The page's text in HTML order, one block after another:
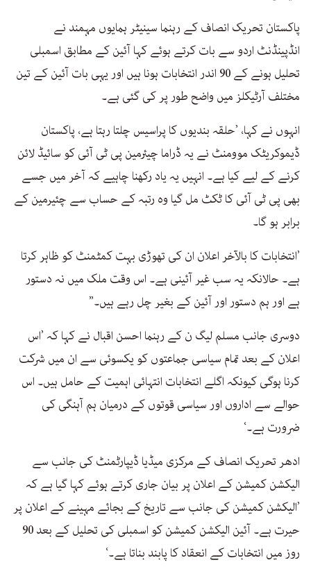
پاکستان تحریک انصاف کے رہنما سینیٹر ہمایوں مہمند نے
انڈپینڈنٹ اردو سے بات کرتے ہوئے کہا آئین کے مطابق اسمبلی
تحلیل ہونے کے 90 اندر انتخابات ہونا ہیں اور یہی بات آئین کے تین
مختلف آرٹیکلز میں واضح طور پر کی گئی ہے۔
انہوں نے کہا، ’حلقہ بندیوں کا پراسیس چلتا رہتا ہے، پاکستان
ڈیموکریٹک موومنٹ نے یہ ڈراما چیئرمین پی ٹی آئی کو سائیڈ لائن
کرنے کے لیے کیا ہے۔ انہیں یہ یاد رکھنا چاہیے کہ آخر میں جسے
بھی پی ٹی آئی کا ٹکٹ مل گیا وہ رتبہ کے حساب سے چئیرمین کے
برابر ہو گا۔
’انتخابات کا بالآخر اعلان ان کی تھوڑی بہت کمٹمنٹ کو ظاہر کرتا
ہے۔ حالانکہ یہ سب غیر آئینی ہے۔ اس وقت ملک میں نہ دستور
ہے اور ہم دستور اور آئین کے بغیر چل رہے ہیں۔”
دوسری جانب مسلم لیگ ن کے رہنما احسن اقبال نے کہا کہ ’اس
اعلان کے بعد تمام سیاسی جماعتوں کو یکسوئی سے ان میں شرکت
کرنا ہوگی کیونکہ اگلے انتخابات انتہائی اہمیت کے حامل ہیں۔ اس
حوالے سے اداروں اور سیاسی قوتوں کے درمیان ہم آہنگی کی
ضرورت ہے۔‘
ادھر تحریک انصاف کے مرکزی میڈیا ڈیپارٹمنٹ کی جانب سے
الیکشن کمیشن کے اعلان پر بیان جاری کرتے ہوئے کہا گیا ہے کہ
’الیکشن کمیشن کی جانب سے تاریخ کے بجائے مہینے کے اعلان پر
حیرت ہے۔ آئین الیکشن کمیشن کو اسمبلی کی تحلیل کے بعد 90
روز میں انتخابات کے انعقاد کا پابند بناتا ہے۔‘